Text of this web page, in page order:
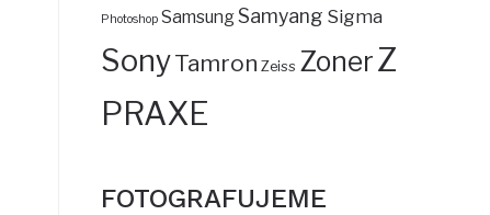
Photoshop SamsungSamyang Sigma
SonyTamron Zeiss ZonerZ
PRAXE
FOTOGRAFUJEME